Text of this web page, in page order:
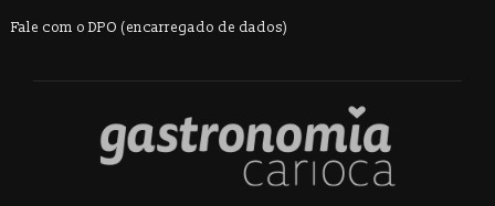
Fale com o DPO (encarregado de dados)